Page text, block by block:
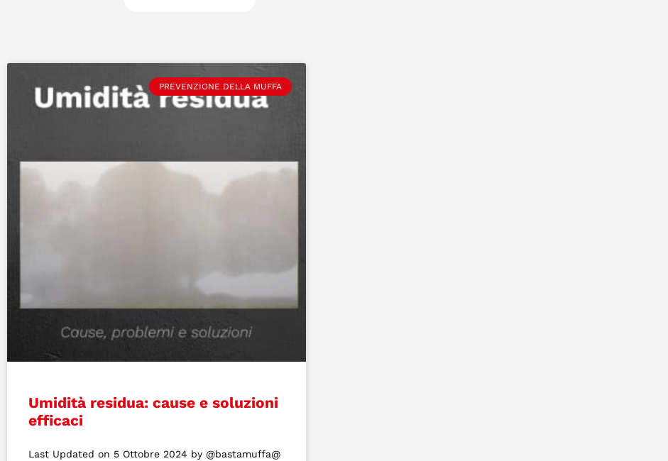
PREVENZIONE DELLA MUFFA
Umidità residua: cause e soluzioni
efficaci
Last Updated on 5 Ottobre 2024 by @bastamuffa@